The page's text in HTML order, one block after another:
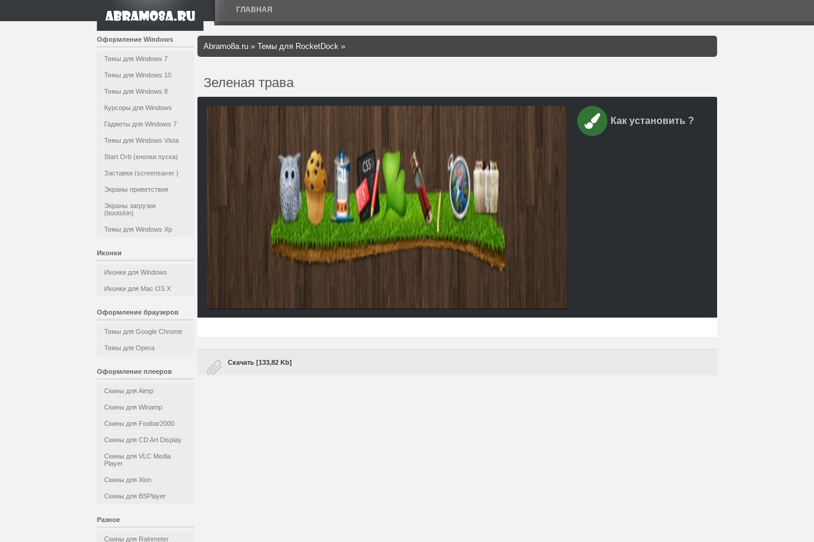
ГЛАВНАЯ
Оформление Windows
Темы для Windows 7
Темы для Windows 10
Темы для Windows 8
Курсоры для Windows
Гаджеты для Windows 7
Темы для Windows Vista
Start Orb (кнопки пуска)
Заставки (screensaver )
Экраны приветствия
Экраны загрузки
(bootskin)
Темы для Windows Xp
Иконки
Иконки для Windows
Иконки для Mac OS X
Оформление браузеров
Темы для Google Chrome
Темы для Opera
Оформление плееров
Скины для Aimp
Скины для Winamp
Скины для Foobar2000
Скины для CD Art Display
Скины для VLC Media
Player
Скины для Xion
Скины для BSPlayer
Разное
Скины для Rainmeter
Abramo8a.ru » Темы для RocketDock »
Зеленая трава
Как установить ?
Скачать [133,82 Kb]